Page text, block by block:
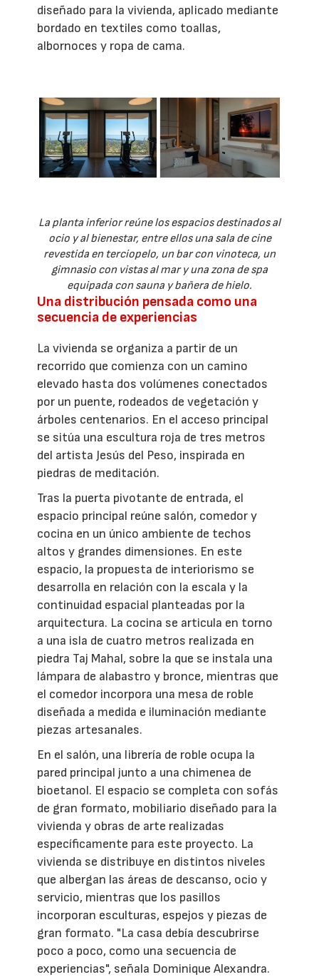
diseñado para la vivienda, aplicado mediante
bordado en textiles como toallas,
albornoces y ropa de cama.
La planta inferior reúne los espacios destinados al
ocio y al bienestar, entre ellos una sala de cine
revestida en terciopelo, un bar con vinoteca, un
gimnasio con vistas al mar y una zona de spa
equipada con sauna y bañera de hielo.
Una distribución pensada como una
secuencia de experiencias
La vivienda se organiza a partir de un
recorrido que comienza con un camino
elevado hasta dos volúmenes conectados
por un puente, rodeados de vegetación y
árboles centenarios. En el acceso principal
se sitúa una escultura roja de tres metros
del artista Jesús del Peso, inspirada en
piedras de meditación.
Tras la puerta pivotante de entrada, el
espacio principal reúne salón, comedor y
cocina en un único ambiente de techos
altos y grandes dimensiones. En este
espacio, la propuesta de interiorismo se
desarrolla en relación con la escala y la
continuidad espacial planteadas por la
arquitectura. La cocina se articula en torno
a una isla de cuatro metros realizada en
piedra Taj Mahal, sobre la que se instala una
lámpara de alabastro y bronce, mientras que
el comedor incorpora una mesa de roble
diseñada a medida e iluminación mediante
piezas artesanales.
En el salón, una librería de roble ocupa la
pared principal junto a una chimenea de
bioetanol. El espacio se completa con sofás
de gran formato, mobiliario diseñado para la
vivienda y obras de arte realizadas
específicamente para este proyecto. La
vivienda se distribuye en distintos niveles
que albergan las áreas de descanso, ocio y
servicio, mientras que los pasillos
incorporan esculturas, espejos y piezas de
gran formato. "La casa debía descubrirse
poco a poco, como una secuencia de
experiencias", señala Dominique Alexandra.